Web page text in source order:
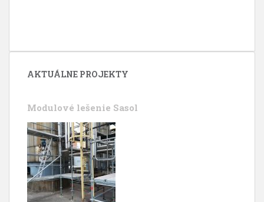
AKTUÁLNE PROJEKTY
Modulové lešenie Sasol